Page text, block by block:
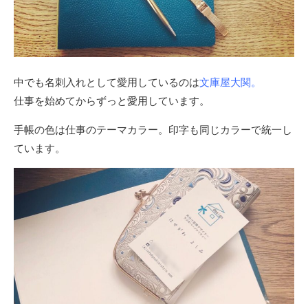
中でも名刺入れとして愛用しているのは文庫屋大関。
仕事を始めてからずっと愛用しています。
手帳の色は仕事のテーマカラー。印字も同じカラーで統一し
ています。